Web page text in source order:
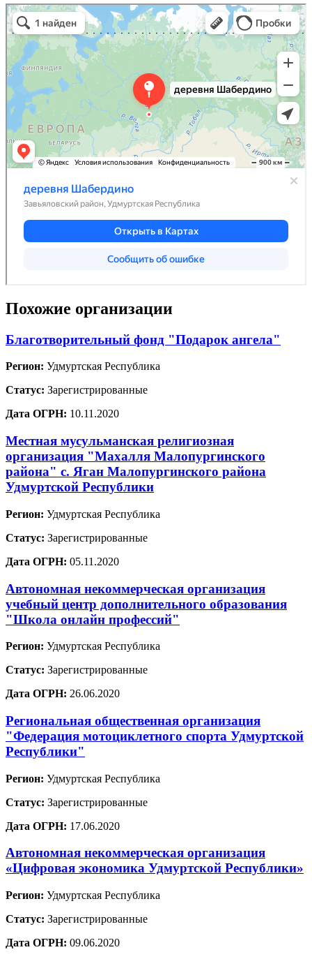
Похожие организации
Благотворительный фонд "Подарок ангела"
Регион: Удмуртская Республика
Статус: Зарегистрированные
Дата ОГРН: 10.11.2020
Местная мусульманская религиозная
организация "Махалля Малопургинского
района" с. Яган Малопургинского района
Удмуртской Республики
Регион: Удмуртская Республика
Статус: Зарегистрированные
Дата ОГРН: 05.11.2020
Автономная некоммерческая организация
учебный центр дополнительного образования
"Школа онлайн профессий"
Регион: Удмуртская Республика
Статус: Зарегистрированные
Дата ОГРН: 26.06.2020
Региональная общественная организация
"Федерация мотоциклетного спорта Удмуртской
Республики"
Регион: Удмуртская Республика
Статус: Зарегистрированные
Дата ОГРН: 17.06.2020
Автономная некоммерческая организация
«Цифровая экономика Удмуртской Республики»
Регион: Удмуртская Республика
Статус: Зарегистрированные
Дата ОГРН: 09.06.2020